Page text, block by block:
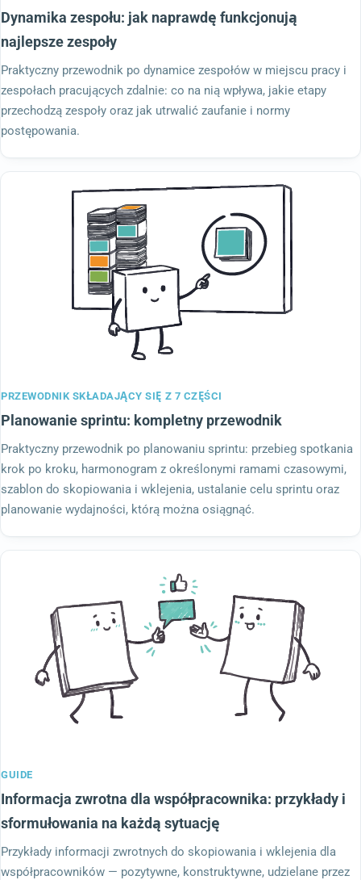
Dynamika zespołu: jak naprawdę funkcjonują
najlepsze zespoły
Praktyczny przewodnik po dynamice zespołów w miejscu pracy i
zespołach pracujących zdalnie: co na nią wpływa, jakie etapy
przechodzą zespoły oraz jak utrwalić zaufanie i normy
postępowania.
PRZEWODNIK SKŁADAJĄCY SIĘ Z 7 CZĘŚCI
Planowanie sprintu: kompletny przewodnik
Praktyczny przewodnik po planowaniu sprintu: przebieg spotkania
krok po kroku, harmonogram z określonymi ramami czasowymi,
szablon do skopiowania i wklejenia, ustalanie celu sprintu oraz
planowanie wydajności, którą można osiągnąć.
GUIDE
Informacja zwrotna dla współpracownika: przykłady i
sformułowania na każdą sytuację
Przykłady informacji zwrotnych do skopiowania i wklejenia dla
współpracowników — pozytywne, konstruktywne, udzielane przez